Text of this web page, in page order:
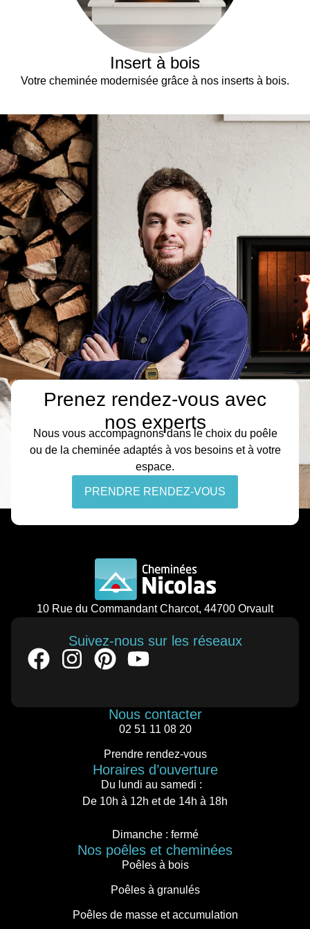
Insert à bois
Votre cheminée modernisée grâce à nos inserts à bois.
Prenez rendez-vous avec
nos experts
Nous vous accompagnons dans le choix du poêle
ou de la cheminée adaptés à vos besoins et à votre
espace.
PRENDRE RENDEZ-VOUS
10 Rue du Commandant Charcot, 44700 Orvault
Suivez-nous sur les réseaux
Nous contacter
02 51 11 08 20
Prendre rendez-vous
Horaires d’ouverture
Du lundi au samedi :
De 10h à 12h et de 14h à 18h
Dimanche : fermé
Nos poêles et cheminées
Poêles à bois
Poêles à granulés
Poêles de masse et accumulation